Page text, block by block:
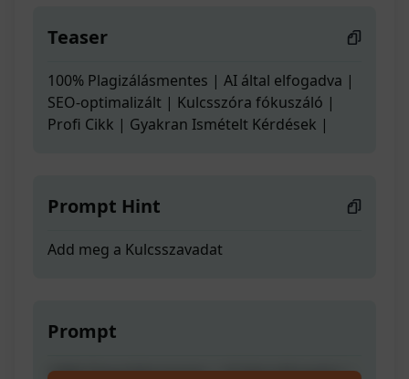
Teaser
100% Plagizálásmentes | AI által elfogadva |
SEO-optimalizált | Kulcsszóra fókuszáló |
Profi Cikk | Gyakran Ismételt Kérdések |
Prompt Hint
Add meg a Kulcsszavadat
Prompt
100% Plagizálásmentes | AI által elfogadva |